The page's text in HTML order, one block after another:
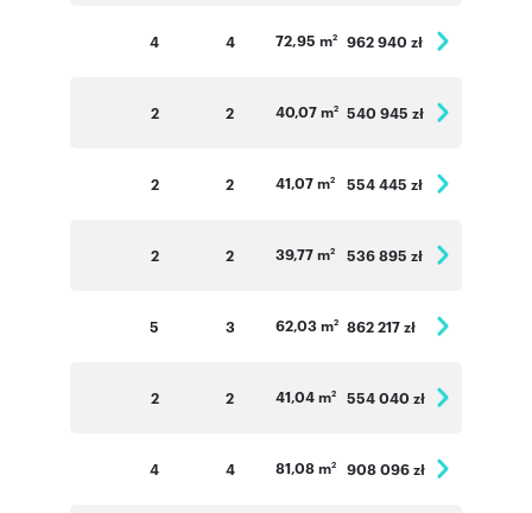
4 4 72,95 m2 962 940 zł
2 2 40,07 m2 540 945 zł
2 2 41,07 m2 554 445 zł
2 2 39,77 m2 536 895 zł
5 3 62,03 m2 862 217 zł
2 2 41,04 m2 554 040 zł
4 4 81,08 m2 908 096 zł